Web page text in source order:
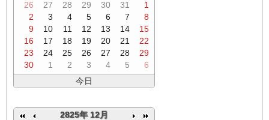
26
27 28 29 30 31
1
2
3 4 5 6 7
8
9
10 11 12 13 14
15
16
17 18 19 20 21
22
23
24 25 26 27 28
29
30
1 2 3 4 5
6
今日
2825年 12月